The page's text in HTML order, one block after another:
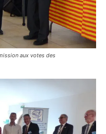
aux votes des